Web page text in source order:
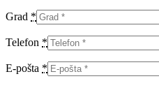
Grad *
Telefon *
E-pošta *